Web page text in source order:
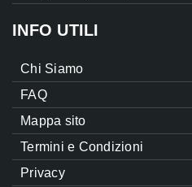
INFO UTILI
Chi Siamo
FAQ
Mappa sito
Termini e Condizioni
Privacy